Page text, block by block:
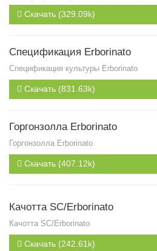
Скачать (329.09k)
Спецификация Erborinato
Спецификация культуры Erborinato
Скачать (831.63k)
Горгонзолла Erborinato
Горгонзолла Erborinato
Скачать (407.12k)
Качотта SC/Erborinato
Качотта SC/Erborinato
Скачать (242.61k)